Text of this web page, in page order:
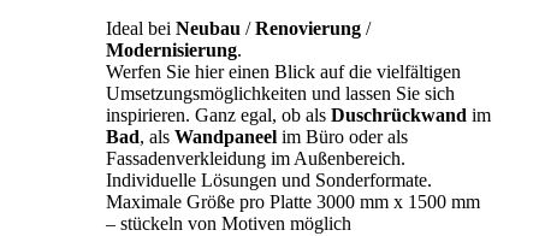
Ideal bei Neubau /Renovierung /
Modernisierung.
Werfen Sie hier einen Blick auf die vielfältigen
Umsetzungsmöglichkeiten und lassen Sie sich
inspirieren. Ganz egal, ob als Duschrückwand im
Bad, als Wandpaneel im Büro oder als
Fassadenverkleidung im Außenbereich.
Individuelle Lösungen und Sonderformate.
Maximale Größe pro Platte 3000 mm x 1500 mm
– stückeln von Motiven möglich